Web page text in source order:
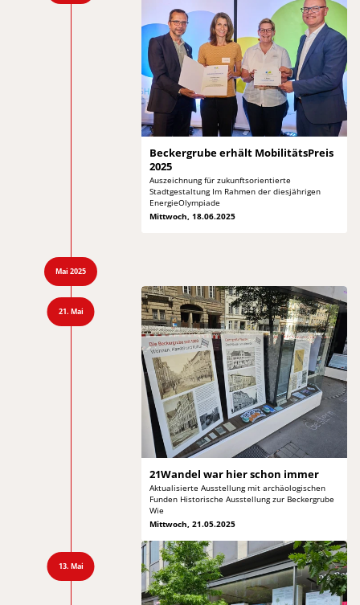
Beckergrube erhält MobilitätsPreis
2025
Auszeichnung für zukunftsorientierte
Stadtgestaltung Im Rahmen der diesjährigen
EnergieOlympiade
Mittwoch, 18.06.2025
Mai 2025
21. Mai
21Wandel war hierschon immer
Aktualisierte Ausstellung mit archäologischen
Funden Historische Ausstellung zur Beckergrube
Wie
Mittwoch, 21.05.2025
13. Mai